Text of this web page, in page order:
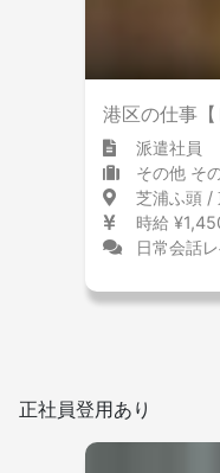
港区の仕事
派遣社員
その他 そ
芝浦ふ頭 /
時給
日常会話
正社員登用あり